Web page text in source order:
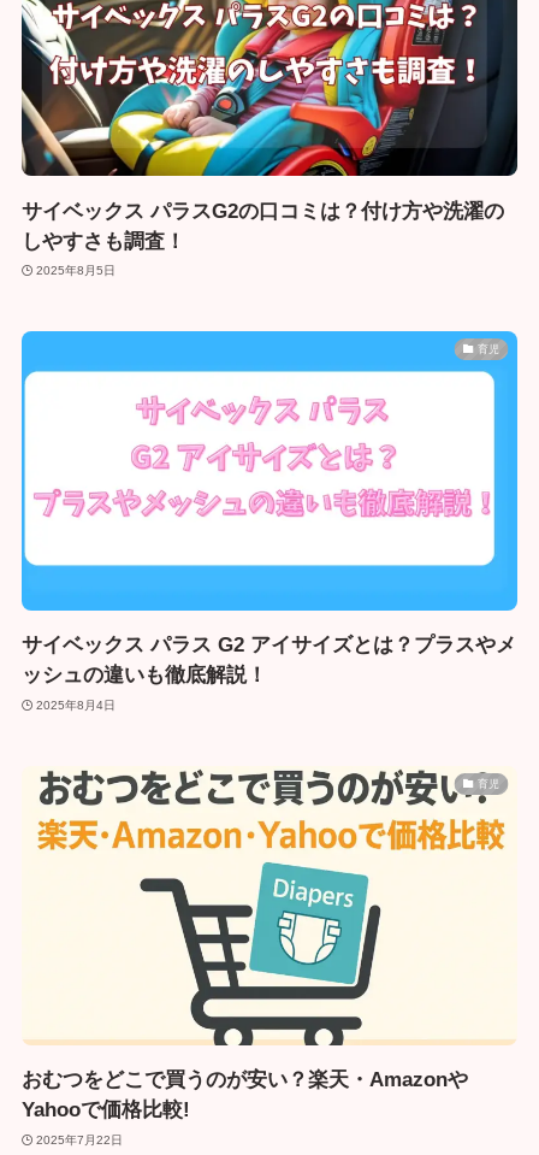
サイベックス パラスG2の口コミは？付け方や洗濯の
しやすさも調査！
2025年8月5日
育児
サイベックス パラス G2 アイサイズとは？プラスやメ
ッシュの違いも徹底解説！
2025年8月4日
育児
おむつをどこで買うのが安い？楽天・Amazonや
Yahooで価格比較!
2025年7月22日